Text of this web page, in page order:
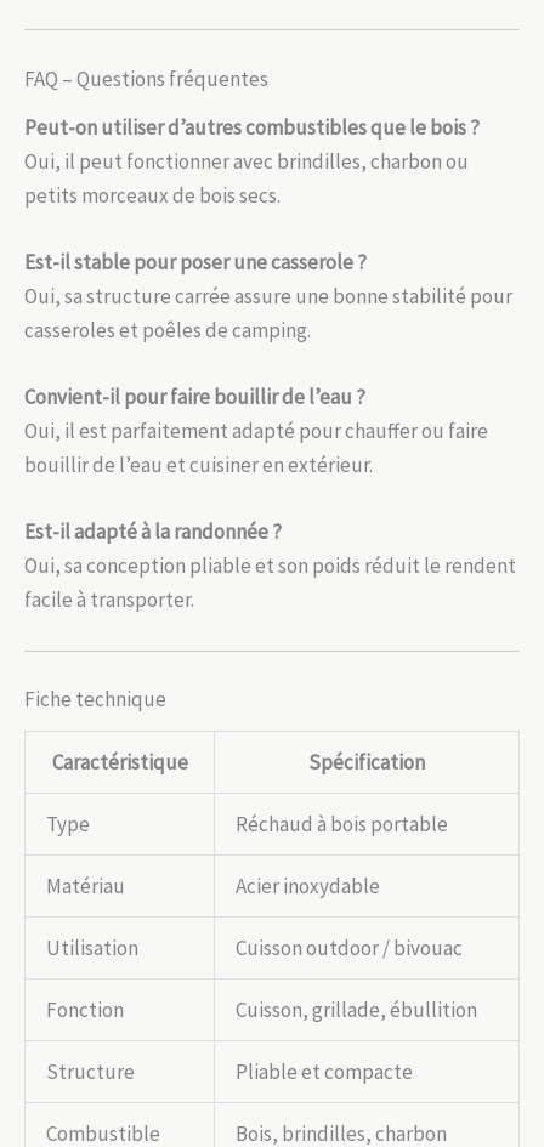
FAQ – Questions fréquentes
Peut-on utiliser d’autres combustibles que le bois ?
Oui, il peut fonctionner avec brindilles, charbon ou
petits morceaux de bois secs.
Est-il stable pour poser une casserole ?
Oui, sa structure carrée assure une bonne stabilité pour
casseroles et poêles de camping.
Convient-il pour faire bouillir de l’eau ?
Oui, il est parfaitement adapté pour chauffer ou faire
bouillir de l’eau et cuisiner en extérieur.
Est-il adapté à la randonnée ?
Oui, sa conception pliable et son poids réduit le rendent
facile à transporter.
Fiche technique
Caractéristique Spécification
Type Réchaud à bois portable
Matériau Acier inoxydable
Utilisation Cuisson outdoor / bivouac
Fonction Cuisson, grillade, ébullition
Structure Pliable et compacte
Combustible Bois, brindilles, charbon